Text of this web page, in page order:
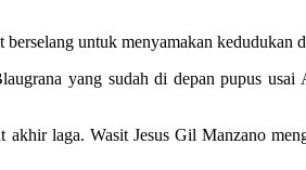
untuk menyamakan kedudukan
yang sudah di depan pupus
laga. Wasit Jesus Gil Manzano